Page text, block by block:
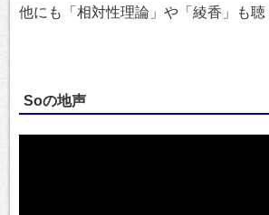
他にも「相対性理論」や「綾香」も聴
Soの地声